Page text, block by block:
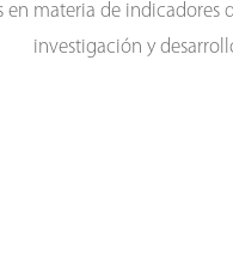
en materia de indicadores
investigación y